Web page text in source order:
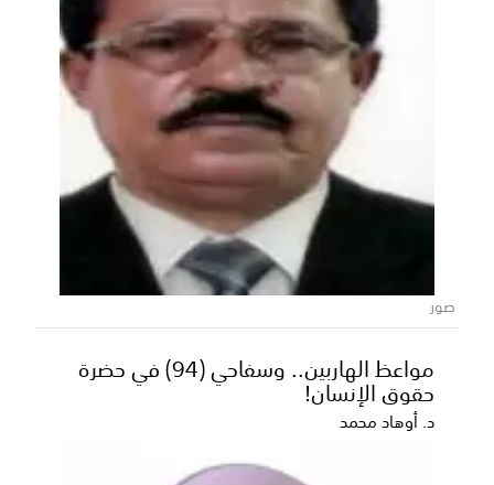
وزارة الدفاع تعلن التصدي لهجوم حوثي غادر
في مأرب وحضرموت وتتوعد بالرد
أعلنت وزارة الدفاع إقدام مليشيا الحوثي الإرهابية، اليوم
الخميس، على تنفيذ هجوم غادر بالصواريخ البالي...
صور
مواعظ الهاربين.. وسفاحي (94) في حضرة
حقوق الإنسان!
د. أوهاد محمد